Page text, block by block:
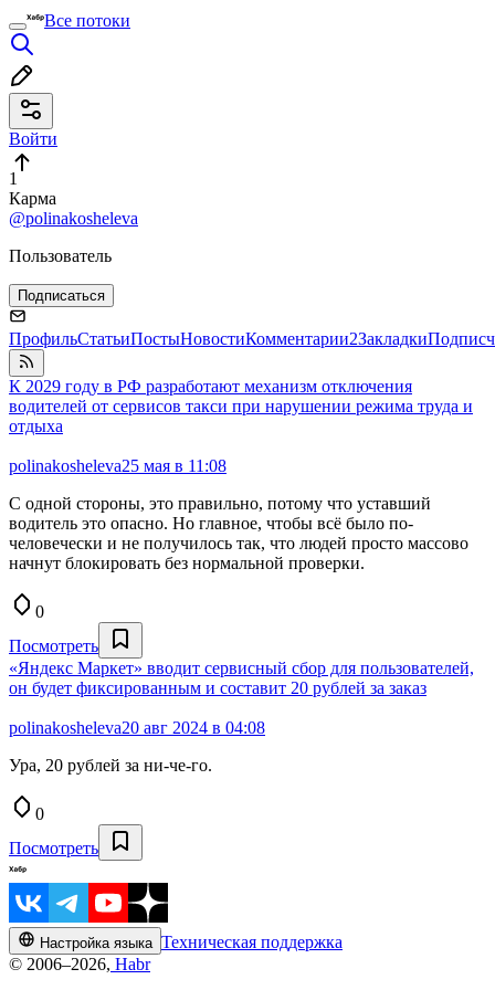
Все потоки
Войти
1
Карма
@polinakosheleva
Пользователь
Подписаться
ПрофильСтатьиПостыНовостиКомментарии2Закладки
К 2029 году в РФ разработают механизм отключения
водителей от сервисов такси при нарушении режима труда и
отдыха
polinakosheleva25 мая в 11:08
С одной стороны, это правильно, потому что уставший
водитель это опасно. Но главное, чтобы всё было по-
человечески и не получилось так, что людей просто массово
начнут блокировать без нормальной проверки.
0
Посмотреть
«Яндекс Маркет» вводит сервисный сбор для пользователей,
он будет фиксированным и составит 20 рублей за заказ
polinakosheleva20 авг 2024 в 04:08
Ура, 20 рублей за ни-че-го.
0
Посмотреть
Настройка языка Техническая поддержка
© 2006–2026, Habr